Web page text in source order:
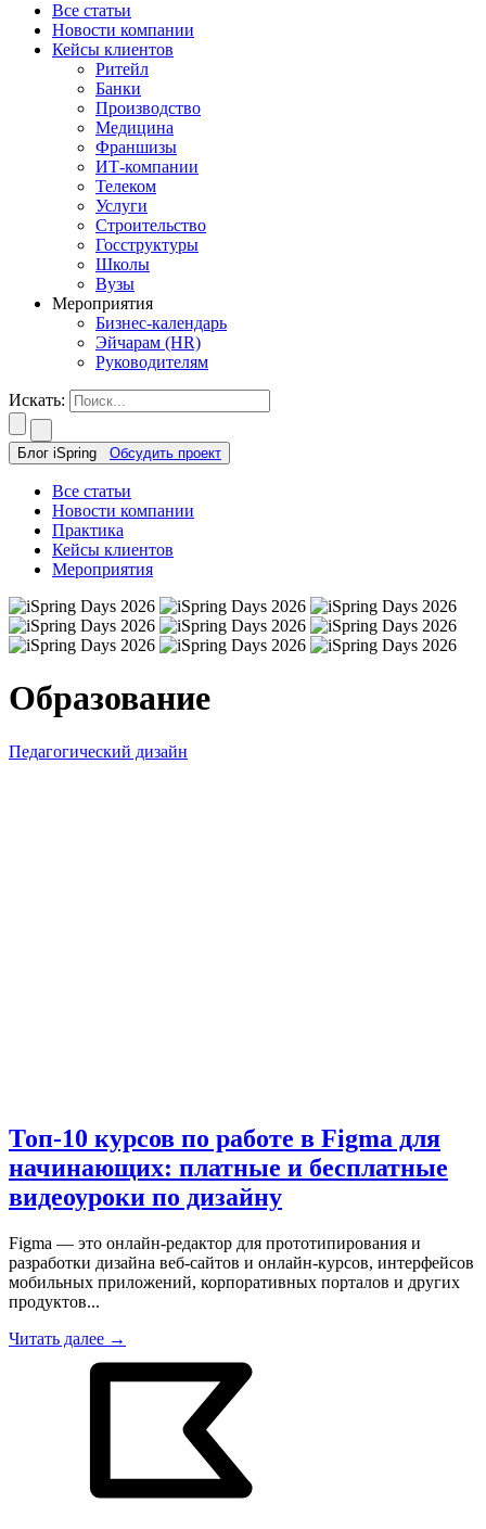
Все статьи
Новости компании
Кейсы клиентов
Ритейл
Банки
Производство
Медицина
Франшизы
ИТ-компании
Телеком
Услуги
Строительство
Госструктуры
Школы
Вузы
Мероприятия
Бизнес-календарь
Эйчарам (HR)
Руководителям
Искать:
Блог iSpring Обсудить проект
Все статьи
Новости компании
Практика
Кейсы клиентов
Мероприятия
Образование
Педагогический дизайн
Топ-10 курсов по работе в Figma для
начинающих: платные и бесплатные
видеоуроки по дизайну
Figma — это онлайн-редактор для прототипирования и
разработки дизайна веб-сайтов и онлайн-курсов, интерфейсов
мобильных приложений, корпоративных порталов и других
продуктов...
Читать далее →